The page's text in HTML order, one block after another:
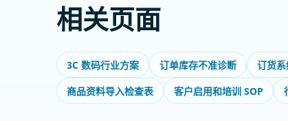
相关页面
3C 数码行业方案 订单库存不准诊断 订货
商品资料导入检查表
客户启用和培训 SOP